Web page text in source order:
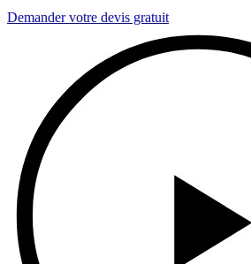
Demander votre devis gratuit